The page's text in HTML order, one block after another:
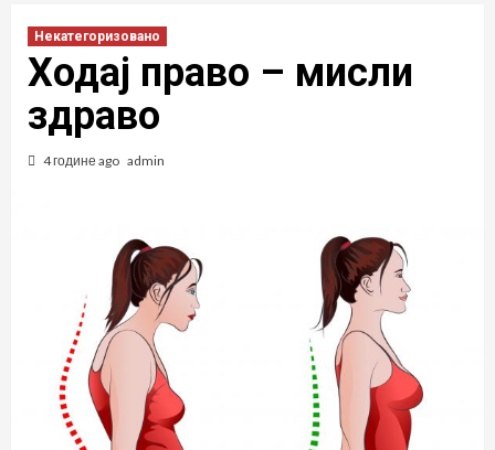
Некатегоризовано
Ходај право – мисли
здраво
4 године ago admin